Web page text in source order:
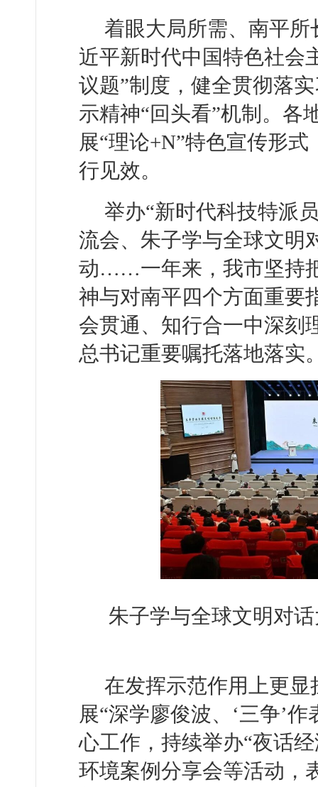
着眼大局所需、南平
近平新时代中国特色社会
议题”制度，健全贯彻落
示精神“回头看”机制。各
展“理论+N”特色宣传形
行见效。
举办“新时代科技特派
流会、朱子学与全球文明
动……一年来，我市坚持
神与对南平四个方面重要
会贯通、知行合一中深刻
总书记重要嘱托落地落实
朱子学与全球文明对
在发挥示范作用上更
展“深学廖俊波、‘三争’
心工作，持续举办“夜话
环境案例分享会等活动，